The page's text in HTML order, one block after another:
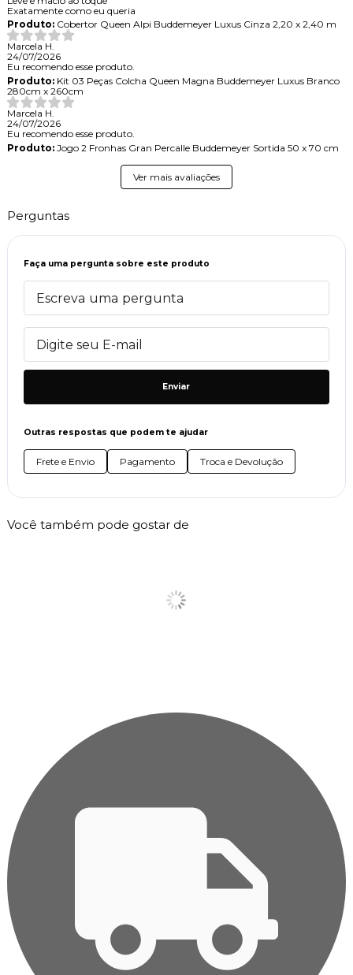
Exatamente como eu queria
Produto:Cobertor Queen Alpi Buddemeyer Luxus Cinza 2,20 x 2,40 m
Marcela H.
24/07/2026
Eu recomendo esse produto.
Produto:Kit 03 Peças Colcha Queen Magna Buddemeyer Luxus Branco
280cm x 260cm
Marcela H.
24/07/2026
Eu recomendo esse produto.
Produto:Jogo 2 Fronhas Gran Percalle Buddemeyer Sortida 50 x 70 cm
Ver mais avaliações
Perguntas
Faça uma pergunta sobre este produto
Enviar
Outras respostas que podem te ajudar
Frete e Envio Pagamento Troca e Devolução
Você também pode gostar de